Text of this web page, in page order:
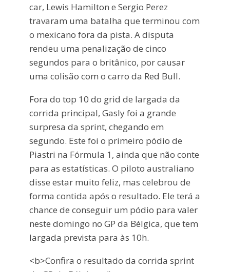
car, Lewis Hamilton e Sergio Perez
travaram uma batalha que terminou com
o mexicano fora da pista. A disputa
rendeu uma penalização de cinco
segundos para o britânico, por causar
uma colisão com o carro da Red Bull.
Fora do top 10 do grid de largada da
corrida principal, Gasly foi a grande
surpresa da sprint, chegando em
segundo. Este foi o primeiro pódio de
Piastri na Fórmula 1, ainda que não conte
para as estatísticas. O piloto australiano
disse estar muito feliz, mas celebrou de
forma contida após o resultado. Ele terá a
chance de conseguir um pódio para valer
neste domingo no GP da Bélgica, que tem
largada prevista para às 10h.
<b>Confira o resultado da corrida sprint